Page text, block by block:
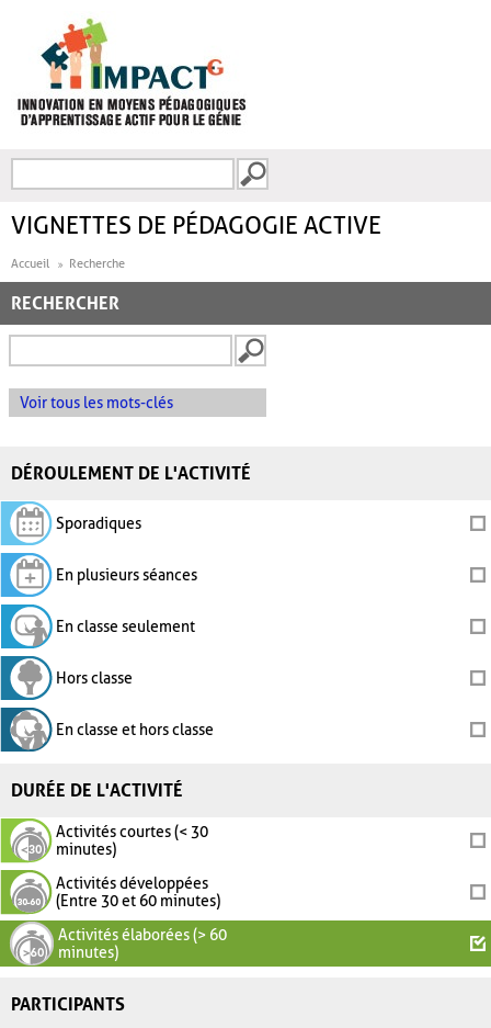
FORMULAIRE DE
VIGNETTES DE PÉDAGOGIE ACTIVE
Accueil Recherche
RECHERCHER
Voir tous les mots-clés
DÉROULEMENT DE L'ACTIVITÉ
Sporadiques
En plusieurs séances
En classe seulement
Hors classe
En classe et hors classe
DURÉE DE L'ACTIVITÉ
Activités courtes (< 30
minutes)
Activités développées
(Entre 30 et 60 minutes)
Activités élaborées (> 60
minutes)
PARTICIPANTS